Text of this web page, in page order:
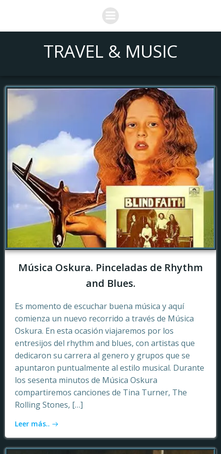
Saltar
al
contenido
TRAVEL & MUSIC
Música Oskura. Pinceladas de Rhythm
and Blues.
Es momento de escuchar buena música y aquí
comienza un nuevo recorrido a través de Música
Oskura. En esta ocasión viajaremos por los
entresijos del rhythm and blues, con artistas que
dedicaron su carrera al genero y grupos que se
apuntaron puntualmente al estilo musical. Durante
los sesenta minutos de Música Oskura
compartiremos canciones de Tina Turner, The
Rolling Stones, […]
Leer más..